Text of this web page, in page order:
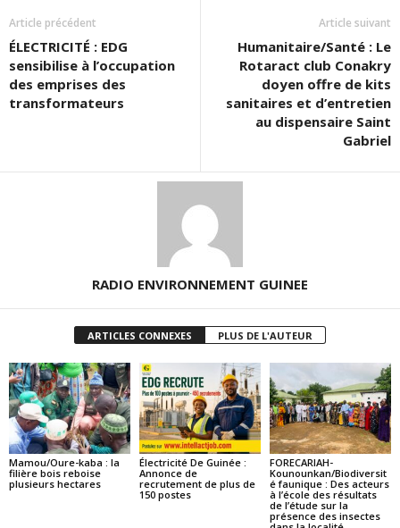
Article précédent
ÉLECTRICITÉ : EDG
sensibilise à l’occupation
des emprises des
transformateurs
Article suivant
Humanitaire/Santé : Le
Rotaract club Conakry
doyen offre de kits
sanitaires et d’entretien
au dispensaire Saint
Gabriel
RADIO ENVIRONNEMENT GUINEE
ARTICLES CONNEXES PLUS DE L'AUTEUR
Mamou/Oure-kaba : la
filière bois reboise
plusieurs hectares
Électricité De Guinée :
Annonce de
recrutement de plus de
150 postes
FORECARIAH-
Kounounkan/Biodiversit
é faunique : Des acteurs
à l’école des résultats
de l’étude sur la
présence des insectes